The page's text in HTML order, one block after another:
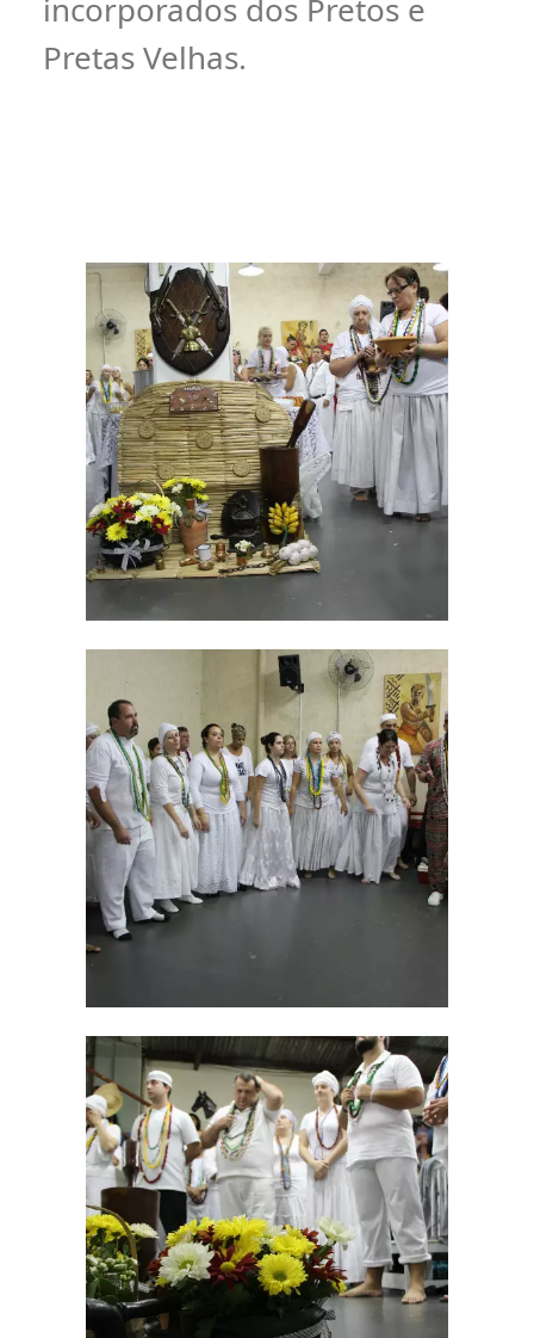
incorporados dos Pretos e
Pretas Velhas.